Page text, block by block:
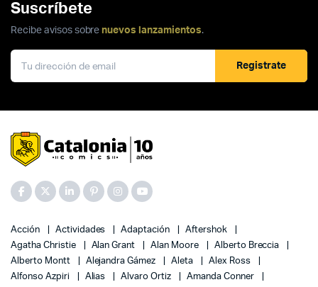
Suscríbete
Recibe avisos sobre nuevos lanzamientos.
Registrate
Acción Actividades Adaptación
Aftershok
Agatha Christie
Alan Grant Alan Moore
Alberto Breccia
Alberto Montt
Alejandra Gámez Aleta
Alex Ross
Alfonso Azpiri
Alias Alvaro Ortiz
Amanda Conner